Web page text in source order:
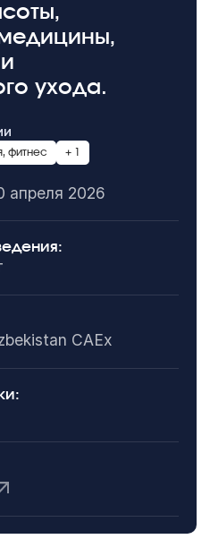
ухода.
фитнес + 1
апреля 2026
CAEx